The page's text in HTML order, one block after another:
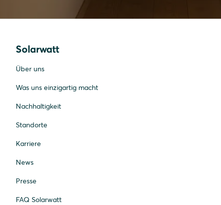
Solarwatt
Über uns
Was uns einzigartig macht
Nachhaltigkeit
Standorte
Karriere
News
Presse
FAQ Solarwatt